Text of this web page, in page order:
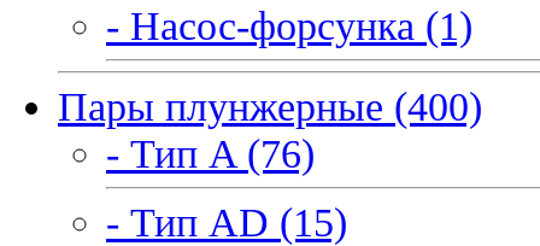
- Насос-форсунка (1)
Пары плунжерные (400)
- Тип A (76)
- Тип AD (15)